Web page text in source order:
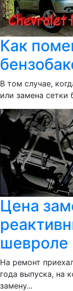
Как
В том случае,
или замена сетки
Цена
шевроле
На ремонт
года выпуска, на
замену...